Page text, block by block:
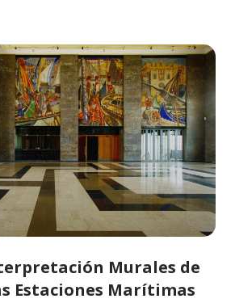
Murales de
Estaciones Marítimas